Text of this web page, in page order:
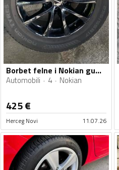
Borbet felne i Nokian gume
Automobili 4 Nokian
425€
Herceg Novi 11.07.26